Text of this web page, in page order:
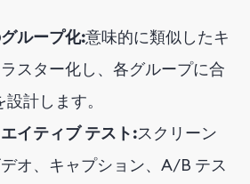
ループ化:意味的に類似したキ
スター化し、各グループに合
計します。
イティブ テスト:スクリーン
オ、キャプション、A/B テス